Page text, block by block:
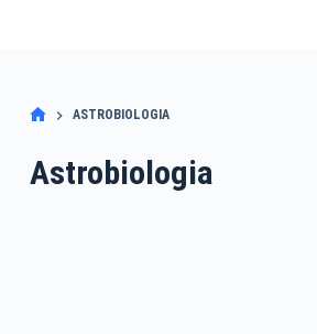
ASTROBIOLOGIA
Astrobiologia